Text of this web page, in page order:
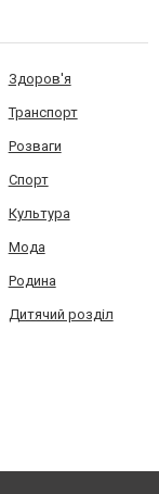
Здоров'я
Транспорт
Розваги
Спорт
Культура
Мода
Родина
Дитячий розділ